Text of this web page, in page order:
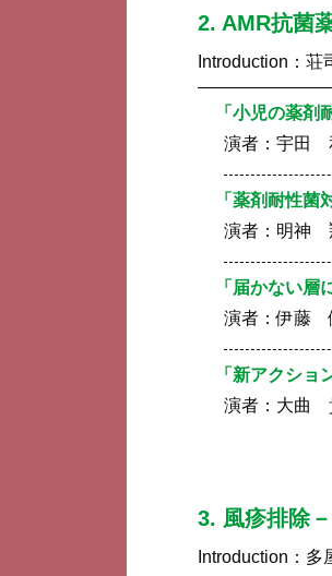
2. AMR抗菌
Introduction： 荘
「小児の薬
演者： 宇田
「薬剤耐性
演者： 明神
「届かない層
演者：伊藤
「新アクショ
演者： 大曲
3. 風疹排除
Introduction： 多